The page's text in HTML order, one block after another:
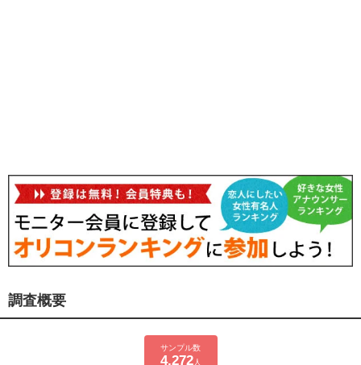
調査概要
サンプル数
4,272人